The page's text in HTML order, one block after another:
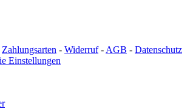
Zahlungsarten - Widerruf- AGB - Datenschutz
Einstellungen